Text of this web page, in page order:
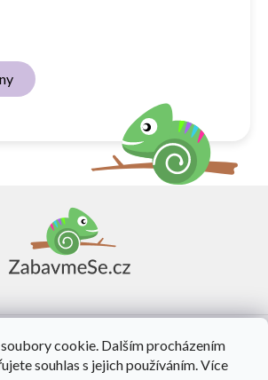
cookie. Dalším procházením
souhlas s jejich používáním. Více